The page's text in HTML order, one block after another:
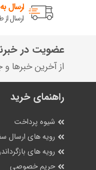
ارسال
ارسال
عضویت در
از آخرین خبرها
راهنمای خرید
شیوه پرداخت
رویه های ارسال
رویه های
حریم خصوصی